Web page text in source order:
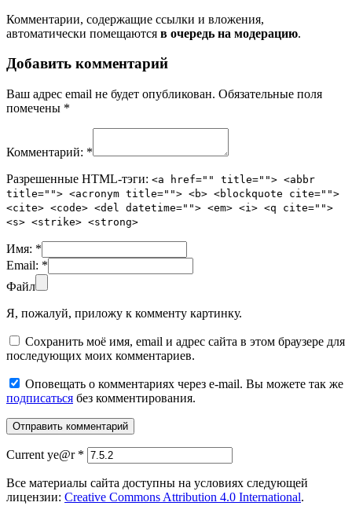
Комментарии, содержащие ссылки и вложения,
автоматически помещаются в очередь на модерацию.
Добавить комментарий
Ваш адрес email не будет опубликован. Обязательные поля
помечены *
Комментарий: *
Разрешенные HTML-тэги: <a href="" title=""> <abbr
title=""> <acronym title=""> <b> <blockquote cite="">
<cite> <code> <del datetime=""> <em> <i> <q cite="">
<s> <strike> <strong>
Имя: *
Email: *
Файл
Я, пожалуй, приложу к комменту картинку.
Сохранить моё имя, email и адрес сайта в этом браузере для
последующих моих комментариев.
Оповещать о комментариях через e-mail. Вы можете так же
подписаться без комментирования.
Current ye@r *
Все материалы сайта доступны на условиях следующей
лицензии: Creative Commons Attribution 4.0 International.